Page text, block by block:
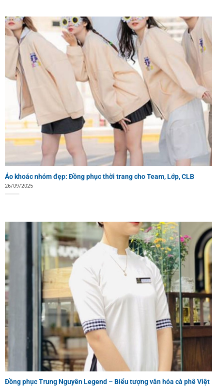
Áo khoác nhóm đẹp: Đồng phục thời trang cho Team, Lớp, CLB
26/09/2025
Đồng phục Trung Nguyên Legend – Biểu tượng văn hóa cà phê Việt